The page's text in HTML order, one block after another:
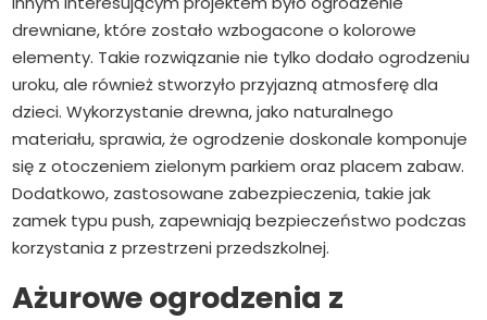
drewniane, które zostało wzbogacone o kolorowe
elementy. Takie rozwiązanie nie tylko dodało ogrodzeniu
uroku, ale również stworzyło przyjazną atmosferę dla
dzieci. Wykorzystanie drewna, jako naturalnego
materiału, sprawia, że ogrodzenie doskonale komponuje
się z otoczeniem zielonym parkiem oraz placem zabaw.
Dodatkowo, zastosowane zabezpieczenia, takie jak
zamek typu push, zapewniają bezpieczeństwo podczas
korzystania z przestrzeni przedszkolnej.
Ażurowe ogrodzenia z